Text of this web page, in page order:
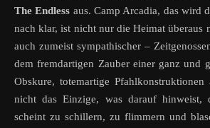
The Endless aus. Camp Arcadia, das wird
nach klar, ist nicht nur die Heimat überaus
auch zumeist sympathischer –
dem fremdartigen Zauber einer ganz und
Obskure, totemartige Pfahlkonstruktionen
nicht das Einzige, was darauf hinweist,
scheint zu schillern, zu flimmern und